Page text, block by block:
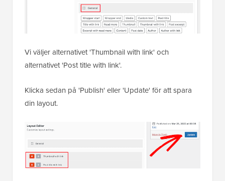
Vi väljer alternativet 'Thumbnail with link' och
alternativet 'Post title with link'.
Klicka sedan på 'Publish' eller 'Update' för att spara
din layout.